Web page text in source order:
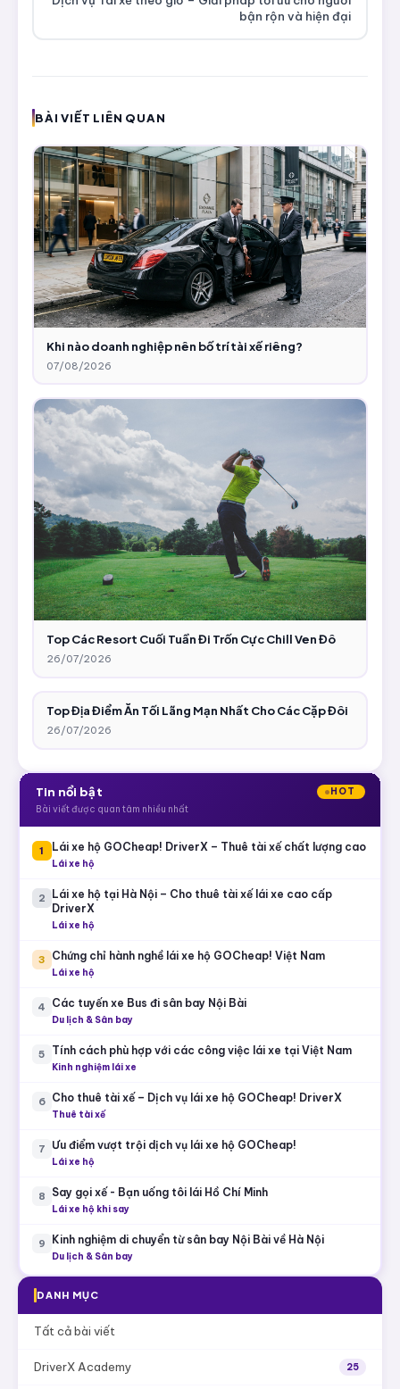
bận rộn và hiện đại
BÀI VIẾT LIÊN QUAN
Khi nào doanh nghiệp nên bố trí tài xế riêng?
07/08/2026
Top Các Resort Cuối Tuần Đi Trốn Cực Chill Ven Đô
26/07/2026
Top Địa Điểm Ăn Tối Lãng Mạn Nhất Cho Các Cặp Đôi
26/07/2026
Tin nổi bật
HOT
Bài viết được quan tâm nhiều nhất
1 Lái xe hộ GOCheap! DriverX – Thuê tài xế chất lượng cao
Lái xe hộ
2 Lái xe hộ tại Hà Nội – Cho thuê tài xế lái xe cao cấp
DriverX
Lái xe hộ
3 Chứng chỉ hành nghề lái xe hộ GOCheap! Việt Nam
Lái xe hộ
4 Các tuyến xe Bus đi sân bay Nội Bài
Du lịch & Sân bay
5 Tính cách phù hợp với các công việc lái xe tại Việt Nam
Kinh nghiệm lái xe
6 Cho thuê tài xế – Dịch vụ lái xe hộ GOCheap! DriverX
Thuê tài xế
7 Ưu điểm vượt trội dịch vụ lái xe hộ GOCheap!
Lái xe hộ
8 Say gọi xế - Bạn uống tôi lái Hồ Chí Minh
Lái xe hộ khi say
9 Kinh nghiệm di chuyển từ sân bay Nội Bài về Hà Nội
Du lịch & Sân bay
DANH MỤC
Tất cả bài viết
DriverX Academy 25